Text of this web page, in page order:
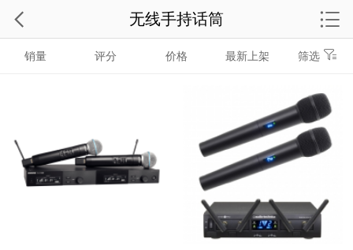
销量 评分 价格 最新上架 筛选
无线手持话筒